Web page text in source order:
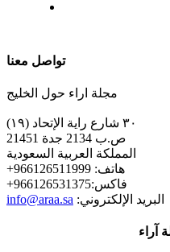
تواصل معنا
مجلة اراء حول الخليج
٣٠ شارع راية الإتحاد (١٩)
ص.ب 2134 جدة 21451
المملكة العربية السعودية
+هاتف: 966126511999
+فاكس:966126531375
info@araa.sa :البريد الإلكتروني
آراء